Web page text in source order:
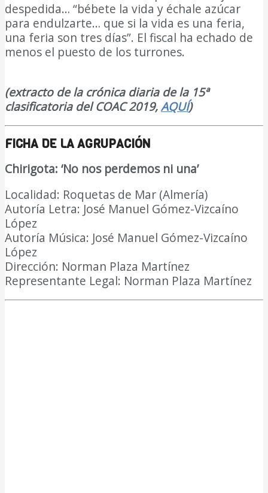
despedida… “bébete la vida y échale azúcar
para endulzarte… que si la vida es una feria,
una feria son tres días”. El fiscal ha echado de
menos el puesto de los turrones.
(extracto de la crónica diaria de la 15ª
clasificatoria del COAC 2019,AQUÍ)
FICHA DE LA AGRUPACIÓN
Chirigota: ‘No nos perdemos ni una’
Localidad: Roquetas de Mar (Almería)
Autoría Letra: José Manuel Gómez-Vizcaíno
López
Autoría Música: José Manuel Gómez-Vizcaíno
López
Dirección: Norman Plaza Martínez
Representante Legal: Norman Plaza Martínez